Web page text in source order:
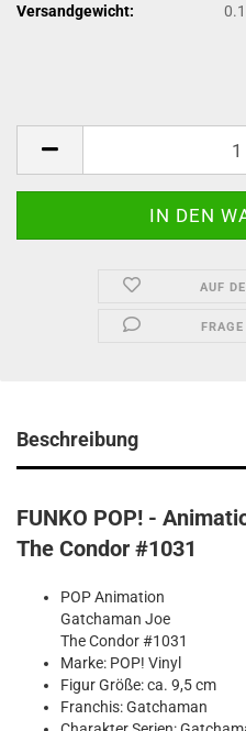
Versandgewicht:
AUF
Beschreibung
FUNKO POP! -
The Condor #1031
POP Animation
Gatchaman Joe
The Condor #1031
Marke: POP! Vinyl
Figur Größe: ca. 9,5 cm
Franchis: Gatchaman